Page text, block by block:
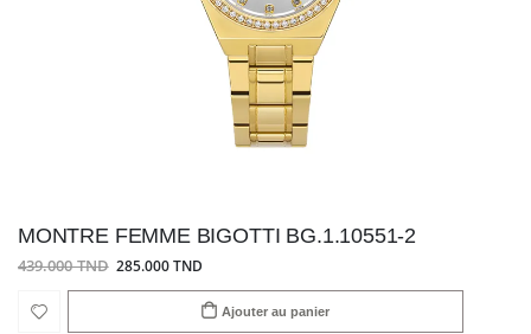
MONTRE FEMME BIGOTTI BG.1.10551-2
439.000 TND 285.000 TND
Ajouter au panier